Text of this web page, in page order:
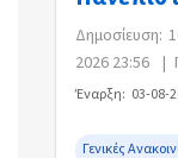
Δημοσίευση:
2026 23:56 |
Έναρξη: 03-08-
Γενικές